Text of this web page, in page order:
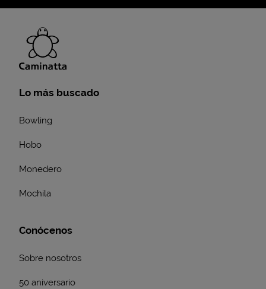
Lo más buscado
Bowling
Hobo
Monedero
Mochila
Conócenos
Sobre nosotros
50 aniversario